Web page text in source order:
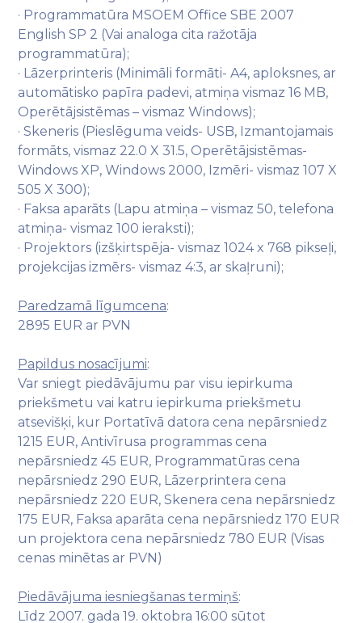
· Programmatūra MSOEM Office SBE 2007
English SP 2 (Vai analoga cita ražotāja
programmatūra);
· Lāzerprinteris (Minimāli formāti- A4, aploksnes, ar
automātisko papīra padevi, atmiņa vismaz 16 MB,
Operētājsistēmas – vismaz Windows);
· Skeneris (Pieslēguma veids- USB, Izmantojamais
formāts, vismaz 22.0 X 31.5, Operētājsistēmas-
Windows XP, Windows 2000, Izmēri- vismaz 107 X
505 X 300);
· Faksa aparāts (Lapu atmiņa – vismaz 50, telefona
atmiņa- vismaz 100 ieraksti);
· Projektors (izšķirtspēja- vismaz 1024 x 768 pikseļi,
projekcijas izmērs- vismaz 4:3, ar skaļruni);
Paredzamā līgumcena:
2895 EUR ar PVN
Papildus nosacījumi:
Var sniegt piedāvājumu par visu iepirkuma
priekšmetu vai katru iepirkuma priekšmetu
atsevišķi, kur Portatīvā datora cena nepārsniedz
1215 EUR, Antivīrusa programmas cena
nepārsniedz 45 EUR, Programmatūras cena
nepārsniedz 290 EUR, Lāzerprintera cena
nepārsniedz 220 EUR, Skenera cena nepārsniedz
175 EUR, Faksa aparāta cena nepārsniedz 170 EUR
un projektora cena nepārsniedz 780 EUR (Visas
cenas minētas ar PVN)
Piedāvājuma iesniegšanas termiņš:
Līdz 2007. gada 19. oktobra 16:00 sūtot